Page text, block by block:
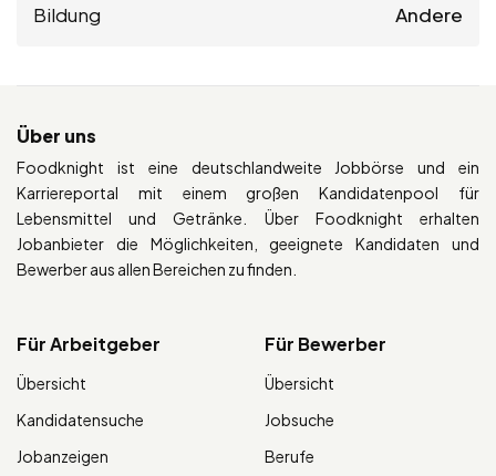
Bildung Andere
Über uns
Foodknight ist eine deutschlandweite Jobbörse und ein
Karriereportal mit einem großen Kandidatenpool für
Lebensmittel und Getränke. Über Foodknight erhalten
Jobanbieter die Möglichkeiten, geeignete Kandidaten und
Bewerber aus allen Bereichen zu finden.
Für Arbeitgeber
Übersicht
Kandidatensuche
Jobanzeigen
Für Bewerber
Übersicht
Jobsuche
Berufe